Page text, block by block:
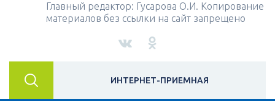
Главный редактор: Гусарова О.И. Копирование
материалов без ссылки на сайт запрещено
ИНТЕРНЕТ-ПРИЕМНАЯ